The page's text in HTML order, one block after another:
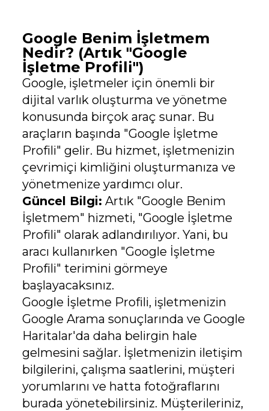
Google Benim İşletmem
Nedir? (Artık "Google
İşletme Profili")
Google, işletmeler için önemli bir
dijital varlık oluşturma ve yönetme
konusunda birçok araç sunar. Bu
araçların başında "Google İşletme
Profili" gelir. Bu hizmet, işletmenizin
çevrimiçi kimliğini oluşturmanıza ve
yönetmenize yardımcı olur.
Güncel Bilgi: Artık "Google Benim
İşletmem" hizmeti, "Google İşletme
Profili" olarak adlandırılıyor. Yani, bu
aracı kullanırken "Google İşletme
Profili" terimini görmeye
başlayacaksınız.
Google İşletme Profili, işletmenizin
Google Arama sonuçlarında ve Google
Haritalar'da daha belirgin hale
gelmesini sağlar. İşletmenizin iletişim
bilgilerini, çalışma saatlerini, müşteri
yorumlarını ve hatta fotoğraflarını
burada yönetebilirsiniz. Müşterileriniz,